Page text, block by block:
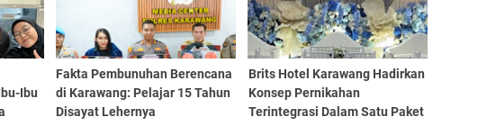
Ibu
Fakta Pembunuhan Berencana
di Karawang: Pelajar 15 Tahun
Disayat Lehernya
Brits Hotel Karawang Hadirkan
Konsep Pernikahan
Terintegrasi Dalam Satu Paket